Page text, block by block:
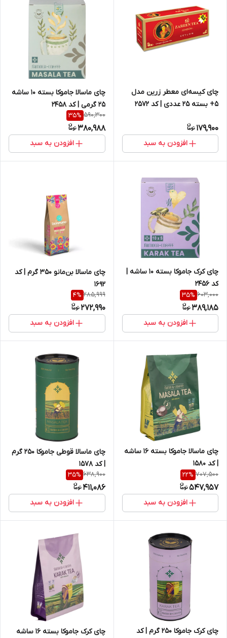
چای کیسه‌ای معطر زرین مدل
5+ بسته 25 عددی | کد 2572
179,900
افزودن به سبد
چای ماسالا جاموکا بسته 10 ساشه
25 گرمی | کد 2458
590,300
35%
380,988
افزودن به سبد
چای کرک جاموکا بسته 10 ساشه |
کد 2456
603,000
35%
389,185
افزودن به سبد
چای ماسالا بن‌مانو 350 گرم | کد
1692
285,999
4%
272,990
افزودن به سبد
چای ماسالا جاموکا بسته 16 ساشه
| کد 1580
707,500
22%
547,957
افزودن به سبد
چای ماسالا قوطی جاموکا 250 گرم
| کد 1578
638,900
35%
411,086
افزودن به سبد
چای کرک جاموکا 250 گرم | کد
چای کرک جاموکا بسته 16 ساشه